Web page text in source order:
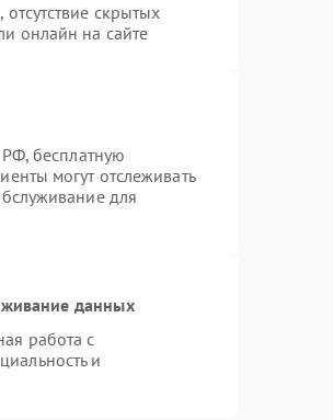
скрытых
онлайн на сайте
бесплатную
могут отслеживать
для
данных
работа с
и